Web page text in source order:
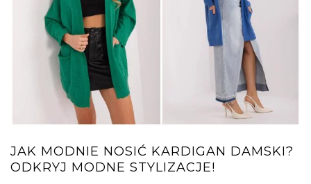
JAK MODNIE NOSIĆ KARDIGAN DAMSKI?
ODKRYJ MODNE STYLIZACJE!